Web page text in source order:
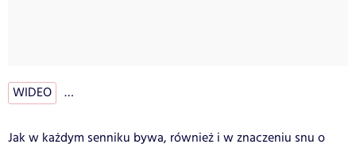
WIDEO …
Jak w każdym senniku bywa, również i w znaczeniu snu o